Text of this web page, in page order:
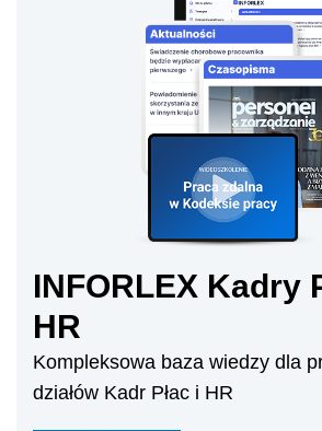
INFORLEX Kadry
HR
Kompleksowa baza wiedzy dla
działów Kadr Płac i HR